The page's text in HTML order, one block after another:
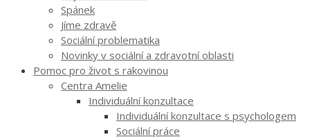
Spánek
Jíme zdravě
Sociální problematika
Novinky v sociální a zdravotní oblasti
Pomoc pro život s rakovinou
Centra Amelie
Individuální konzultace
Individuální konzultace s psychologem
Sociální práce